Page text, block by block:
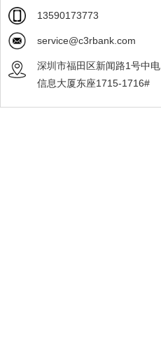
13590173773
service@c3rbank.com
深圳市福田区新闻路1号中电
信息大厦东座1715-1716#